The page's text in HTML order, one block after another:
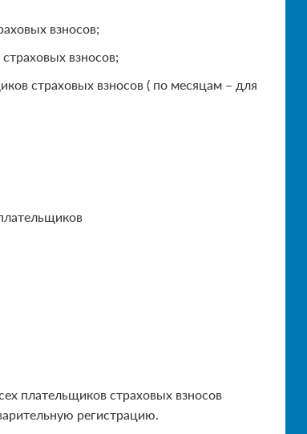
взносов;
взносов;
страховых взносов ( по месяцам – для
плательщиков страховых взносов
регистрацию.